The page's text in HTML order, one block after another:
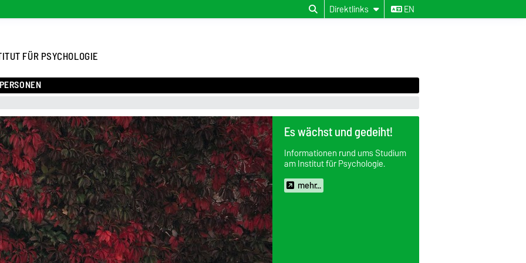
Direktlinks EN
FÜR PSYCHOLOGIE
PERSONEN
Es wächst und gedeiht!
Informationen rund ums Studium
am Institut für Psychologie.
mehr...